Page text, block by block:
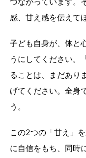
感、甘え感を伝えて
子ども自身が、体と
うにしてください。
ることは、まだあり
げてください。全身
う。
この2つの「甘え」
に自信をもち、同時